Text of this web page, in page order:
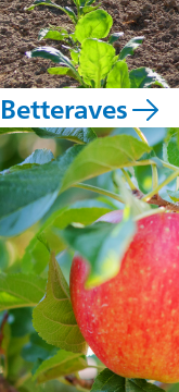
Betteraves